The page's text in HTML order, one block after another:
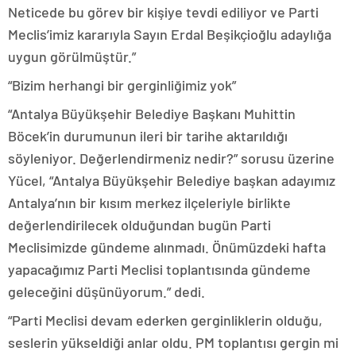
Neticede bu görev bir kişiye tevdi ediliyor ve Parti
Meclis’imiz kararıyla Sayın Erdal Beşikçioğlu adaylığa
uygun görülmüştür.”
“Bizim herhangi bir gerginliğimiz yok”
“Antalya Büyükşehir Belediye Başkanı Muhittin
Böcek’in durumunun ileri bir tarihe aktarıldığı
söyleniyor. Değerlendirmeniz nedir?” sorusu üzerine
Yücel, “Antalya Büyükşehir Belediye başkan adayımız
Antalya’nın bir kısım merkez ilçeleriyle birlikte
değerlendirilecek olduğundan bugün Parti
Meclisimizde gündeme alınmadı. Önümüzdeki hafta
yapacağımız Parti Meclisi toplantısında gündeme
geleceğini düşünüyorum.” dedi.
“Parti Meclisi devam ederken gerginliklerin olduğu,
seslerin yükseldiği anlar oldu. PM toplantısı gergin mi